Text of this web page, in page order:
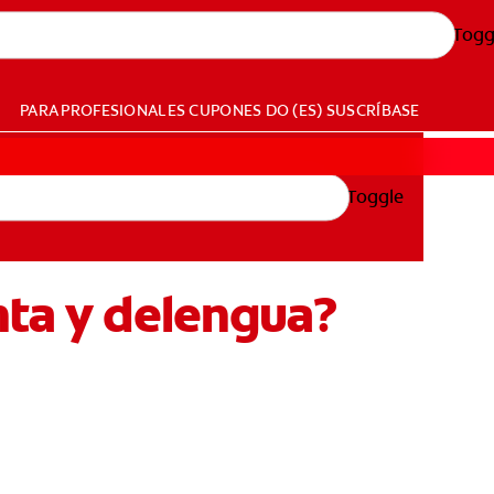
PARA PROFESIONALESCUPONES DO (ES) SUSCRÍBASE
Toggle
y delengua?